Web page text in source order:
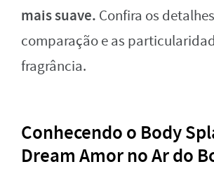
mais suave. Confira os
comparação e as
fragrância.
Conhecendo o Body
Dream Amor no Ar do